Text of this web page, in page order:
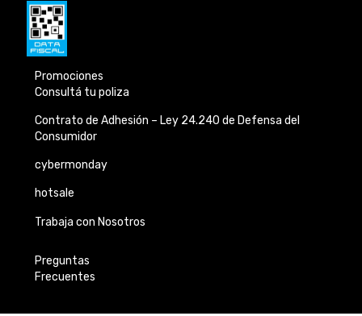
Promociones
Consultá tu poliza
Contrato de Adhesión – Ley 24.240 de Defensa del
Consumidor
cybermonday
hotsale
Trabaja con Nosotros
Preguntas
Frecuentes